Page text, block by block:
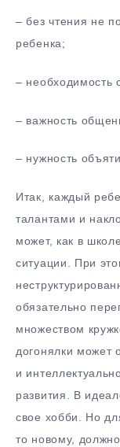
– без чтения не
ребенка;
– необходимость
– важность
– нужность
Итак, каждый
талантами и
может, как в
ситуации. При
обязательно
множеством
догонялки может
и
развития. В
свое хобби. Но
то новому,